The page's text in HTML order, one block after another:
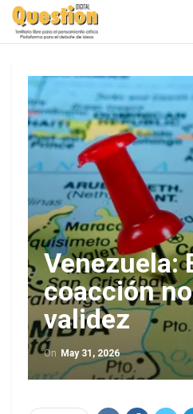
Venezuela:
coacción
validez
On May 31, 2026